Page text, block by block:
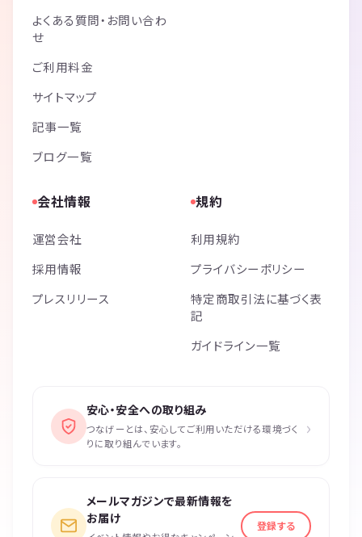
よくある質問・お問い合わ
せ
ご利用料金
サイトマップ
記事一覧
ブログ一覧
会社情報
運営会社
採用情報
プレスリリース
規約
利用規約
プライバシーポリシー
特定商取引法に基づく表
記
ガイドライン一覧
安心・安全への取り組み
つなげーとは、安心してご利用いただける環境づく
りに取り組んでいます。
›
メールマガジンで最新情報を
お届け
登録する